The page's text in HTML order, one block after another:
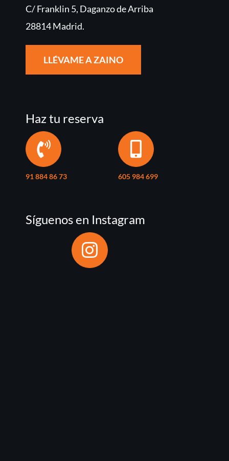
C/ Franklin 5, Daganzo de Arriba
28814 Madrid.
LLÉVAME A ZAINO
Haz tu reserva
91 884 86 73 605 984 699
Síguenos en Instagram